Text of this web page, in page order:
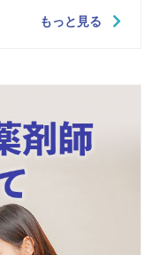
もっと見る